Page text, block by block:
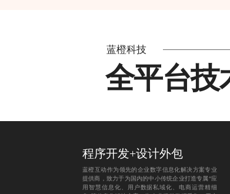
蓝橙科技
全平台技
程序开发+设计外包
蓝橙互动作为领先的企业数字信息化解决方案专业
提供商，致力于为国内的中小传统企业打造专属“应
用智慧信息化、用户数据私域化、电商运营精细